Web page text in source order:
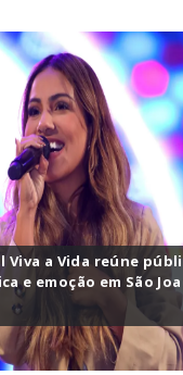
Viva a Vida reúne
e emoção em São